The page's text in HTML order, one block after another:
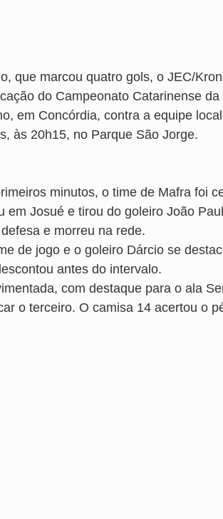
que marcou quatro gols, o JEC/
do Campeonato Catarinense
em Concórdia, contra a equipe
às 20h15, no Parque São Jorge.
minutos, o time de Mafra foi
em Josué e tirou do goleiro João
e morreu na rede.
de jogo e o goleiro Dárcio se
antes do intervalo.
com destaque para o ala
o terceiro. O camisa 14 acertou o